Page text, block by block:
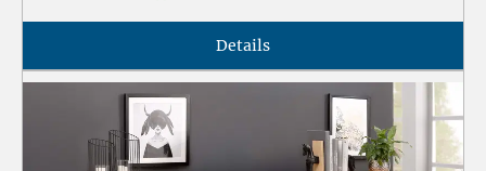
Details